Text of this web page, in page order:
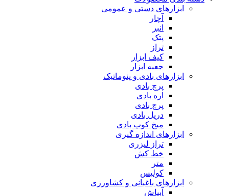
ابزارهای دستی و عمومی
آچار
انبر
پتک
تراز
کیف ابزار
جعبه ابزار
ابزارهای بادی و پنوماتیک
پرچ بادی
اره بادی
پرچ بادی
دریل بادی
میخ کوب بادی
ابزارهای اندازه گیری
تراز لیزری
خط کش
متر
کولیس
ابزارهای باغبانی و کشاورزی
آبپاش